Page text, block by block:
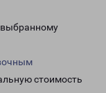
стоимость